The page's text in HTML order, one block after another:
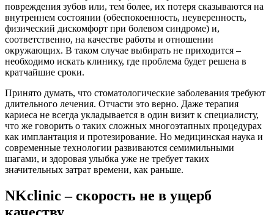
повреждения зубов или, тем более, их потеря сказываются на
внутреннем состоянии (обеспокоенность, неуверенность,
физический дискомфорт при болевом синдроме) и,
соответственно, на качестве работы и отношении
окружающих. В таком случае выбирать не приходится –
необходимо искать клинику, где проблема будет решена в
кратчайшие сроки.
Принято думать, что стоматологические заболевания требуют
длительного лечения. Отчасти это верно. Даже терапия
кариеса не всегда укладывается в один визит к специалисту,
что же говорить о таких сложных многоэтапных процедурах
как имплантация и протезирование. Но медицинская наука и
современные технологии развиваются семимильными
шагами, и здоровая улыбка уже не требует таких
значительных затрат времени, как раньше.
NKclinic – скорость не в ущерб
качеству